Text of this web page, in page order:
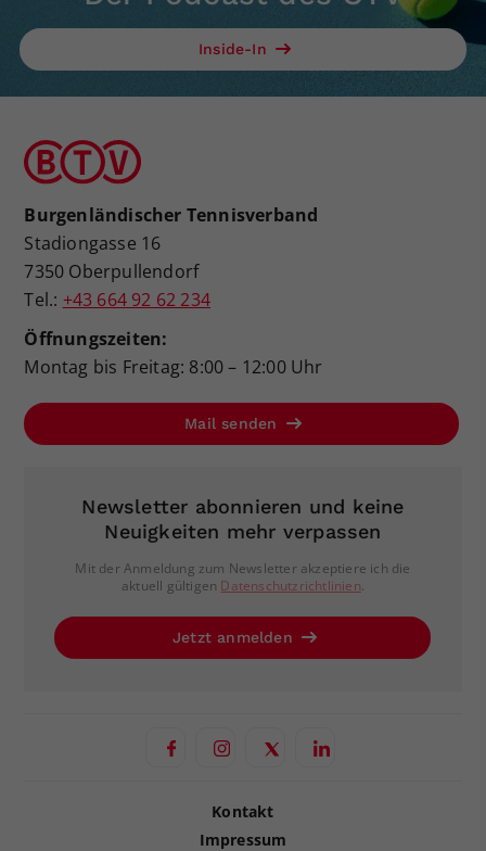
Inside-In
Burgenländischer Tennisverband
Stadiongasse 16
7350 Oberpullendorf
Tel.: +43 664 92 62 234
Öffnungszeiten:
Montag bis Freitag: 8:00 – 12:00 Uhr
Mail senden
Newsletter abonnieren und keine
Neuigkeiten mehr verpassen
Mit der Anmeldung zum Newsletter akzeptiere ich die
aktuell gültigen Datenschutzrichtlinien.
Jetzt anmelden
Kontakt
Impressum